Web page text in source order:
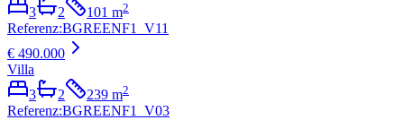
3
2 101 m2
Referenz:BGREENF1_V11
€ 490.000
Villa
3
2 239 m2
Referenz:BGREENF1_V03